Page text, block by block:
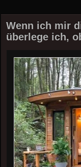
Wenn ich mir
überlege ich,